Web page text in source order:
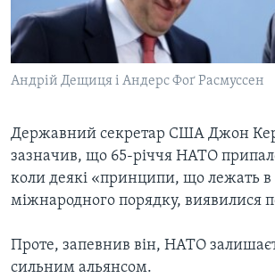
СУСПІЛЬСТВО
ІСТОРІЇ УСПІХУ УКРАЇНЦІВ
ТЕЛЕПРОГРАМИ
ЧАС-TIME
СТУДІЯ ВАШИНГТОН
ВІКНО В АМЕРИКУ
ПРАЙМ-ТАЙМ
ENGLISH
МИ В СОЦМЕРЕЖАХ
Мови
Андрій Дещиця і Андерс Фоґ Расмуссен
Державний секретар США Джон
зазначив, що 65-річчя НАТО
коли деякі «принципи, що лежать в
міжнародного порядку, виявилися
Проте, запевнив він, НАТО
сильним альянсом.